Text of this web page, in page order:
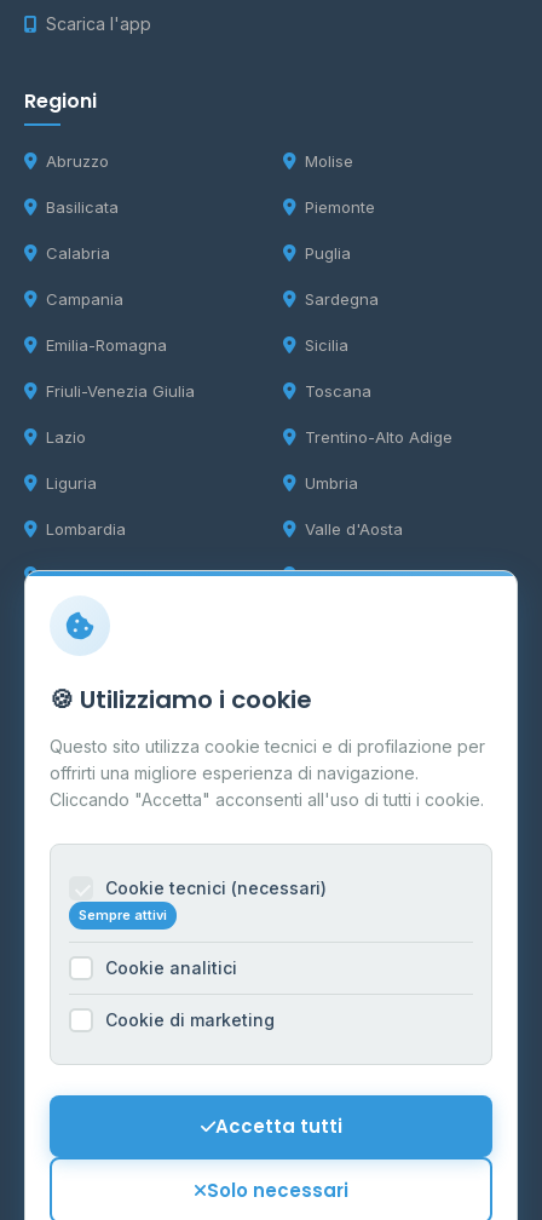
Scarica l'app
Regioni
Abruzzo
Basilicata
Calabria
Campania
Emilia-Romagna
Friuli-Venezia Giulia
Lazio
Liguria
Lombardia
Marche
Molise
Piemonte
Puglia
Sardegna
Sicilia
Toscana
Trentino-Alto Adige
Umbria
Valle d'Aosta
Veneto
Info
Cos'è il GPL
FAQ
Contatti
Informazioni legali
Cookie Policy
Preferenze Cookie
Mappa del sito
🍪 Utilizziamo i cookie
Questo sito utilizza cookie tecnici e di profilazione per
offrirti una migliore esperienza di navigazione.
Cliccando "Accetta" acconsenti all'uso di tutti i cookie.
Cookie tecnici (necessari)
Sempre attivi
Cookie analitici
Cookie di marketing
Accetta tutti
Solo necessari